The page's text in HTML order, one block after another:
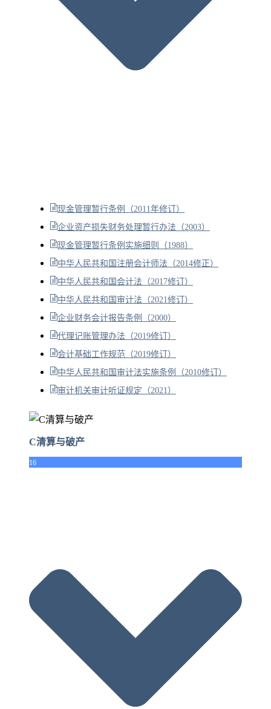
现金管理暂行条例（2011年修订）
企业资产损失财务处理暂行办法（2003）
现金管理暂行条例实施细则（1988）
中华人民共和国注册会计师法（2014修正）
中华人民共和国会计法（2017修订）
中华人民共和国审计法（2021修订）
企业财务会计报告条例（2000）
代理记账管理办法（2019修订）
会计基础工作规范（2019修订）
中华人民共和国审计法实施条例（2010修订）
审计机关审计听证规定（2021）
C清算与破产
16